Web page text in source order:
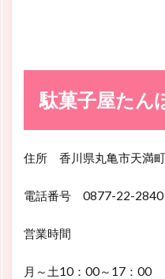
駄菓子屋たん
住所 香川県丸亀市天満
電話番号 0877-22-2840
営業時間
月～土10：00～17：00